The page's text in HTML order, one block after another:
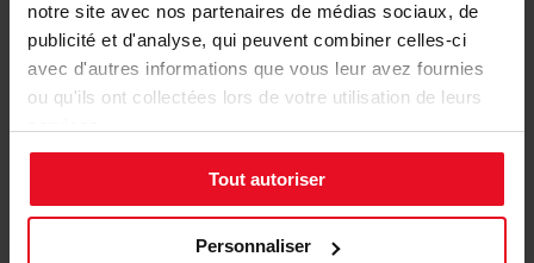
notre site avec nos partenaires de médias sociaux, de
publicité et d'analyse, qui peuvent combiner celles-ci
avec d'autres informations que vous leur avez fournies
ou qu'ils ont collectées lors de votre utilisation de leurs
Tout autoriser
Personnaliser
CARTES DE VOEUX ENTREPRISE
CARTES DE VŒUX PROFESSIONNELLES
CARTES VIRTUELLES ANIMÉES
TEXTE BONNE ANNÉE
TEXTE CARTE DE VŒUX
TEXTE CARTES DE VOEUX
TEXTE DE VŒUX
TEXTE VŒUX DE NOUVEL AN
TEXTES CARTE DE VŒUX